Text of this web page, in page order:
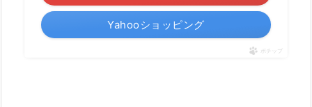
Yahooショッピング
ポチップ